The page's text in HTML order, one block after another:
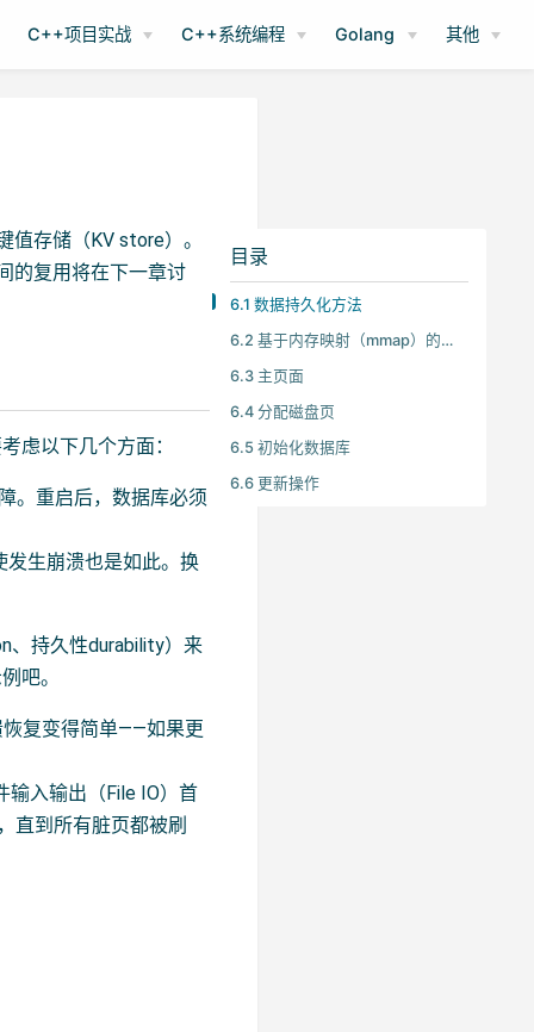
C++项目实战 C++系统编程 Golang 其他
目录
6.1 数据持久化方法
6.2 基于内存映射（mmap）的输入输出
6.3 主页面
6.4 分配磁盘页
6.5 初始化数据库
6.6 更新操作
存储（KV store）。
的复用将在下一章讨
虑以下几个方面：
。重启后，数据库必须
发生崩溃也是如此。换
、持久性durability）来
吧。
恢复变得简单——如果更
输入输出（File IO）首
直到所有脏页都被刷